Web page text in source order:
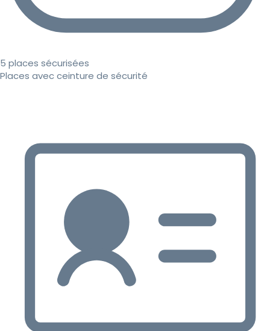
5 places sécurisées
Places avec ceinture de sécurité